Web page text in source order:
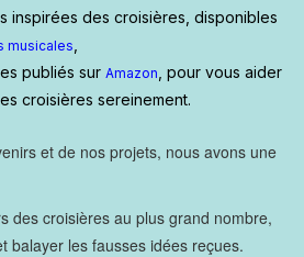
inspirées des croisières, disponibles
musicales
publiés sur Amazon , pour vous aider
croisières sereinement.
et de nos projets, nous avons une
des croisières au plus grand nombre,
balayer les fausses idées reçues.